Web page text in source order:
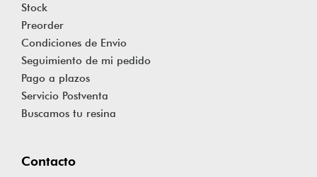
Contacto
Stock
Preorder
Condiciones de Envio
Seguimiento de mi pedido
Pago a plazos
Servicio Postventa
Buscamos tu resina